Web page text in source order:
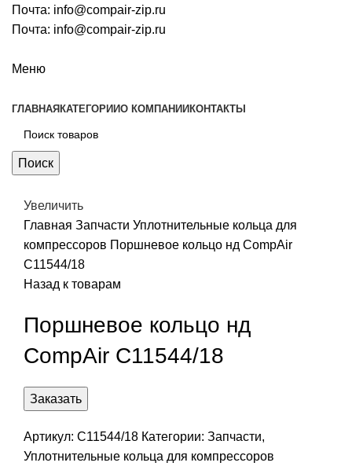
Почта: info@compair-zip.ru
Почта: info@compair-zip.ru
Меню
ГЛАВНАЯ КАТЕГОРИИО КОМПАНИИ КОНТАКТЫ
Поиск
Увеличить
Главная Запчасти Уплотнительные кольца для
компрессоров Поршневое кольцо нд CompAir
C11544/18
Назад к товарам
Поршневое кольцо нд
CompAir C11544/18
Заказать
Артикул: C11544/18 Категории: Запчасти,
Уплотнительные кольца для компрессоров